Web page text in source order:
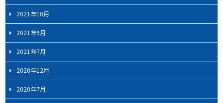
2021年10月
2021年9月
2021年7月
2020年12月
2020年7月